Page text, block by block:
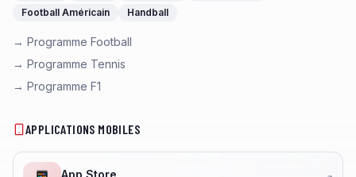
Football Américain
Handball
→ Programme Football
→ Programme Tennis
→ Programme F1
APPLICATIONS MOBILES
App Store